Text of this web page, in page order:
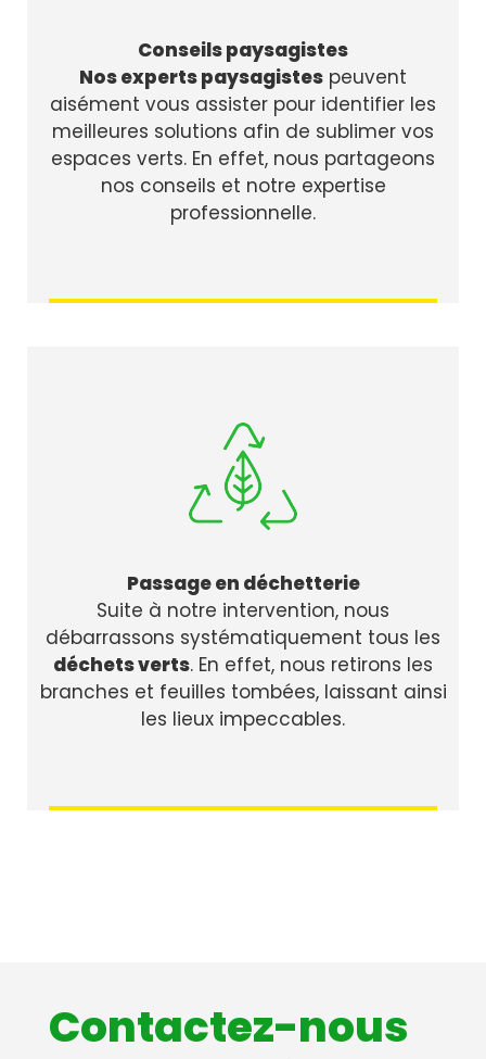
Conseils paysagistes
Nos experts paysagistes peuvent
aisément vous assister pour identifier les
meilleures solutions afin de sublimer vos
espaces verts. En effet, nous partageons
nos conseils et notre expertise
professionnelle.
Passage en déchetterie
Suite à notre intervention, nous
débarrassons systématiquement tous les
déchets verts. En effet, nous retirons les
branches et feuilles tombées, laissant ainsi
les lieux impeccables.
Contactez-nous